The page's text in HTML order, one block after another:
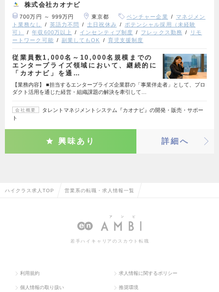
株式会社カオナビ
700万円 ～ 999万円 東京都 ベンチャー企業
マネジメン
ト業務なし
英語力不問 土日祝休み
ポテンシャル採用（未経験
可）
年収600万以上 インセンティブ制度 フレックス勤務
リモ
ートワーク可能
副業してもOK 育児支援制度
従業員数1,000名～10,000名規模までの
エンタープライズ領域において、継続的に
「カオナビ」を通…
【業務内容】 ■担当するエンタープライズ企業群の「事業伴走者」として、プロ
ダクト活用を通じた経営・組織課題の解決を牽引して…
会社概要
タレントマネジメントシステム『カオナビ』の開発・販売・サポー
ト
興味あり 詳細へ
ハイクラス求人TOP 営業系の転職・求人情報一覧
若手ハイキャリアのスカウト転職
利用規約 求人情報に関するポリシー
個人情報の取り扱い 推奨環境